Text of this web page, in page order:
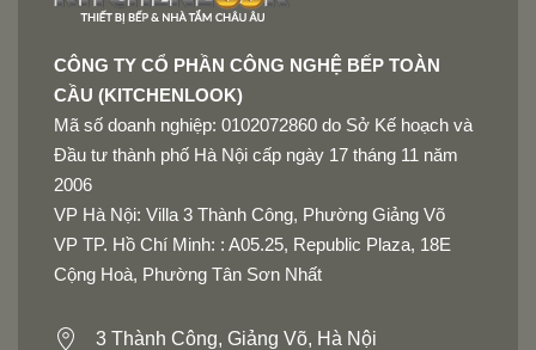
CÔNG TY CỔ PHẦN CÔNG NGHỆ BẾP TOÀN
CẦU (KITCHENLOOK)
Mã số doanh nghiệp: 0102072860 do Sở Kế hoạch và
Đầu tư thành phố Hà Nội cấp ngày 17 tháng 11 năm
2006
VP Hà Nội: Villa 3 Thành Công, Phường Giảng Võ
VP TP. Hồ Chí Minh: : A05.25, Republic Plaza, 18E
Cộng Hoà, Phường Tân Sơn Nhất
3 Thành Công, Giảng Võ, Hà Nội